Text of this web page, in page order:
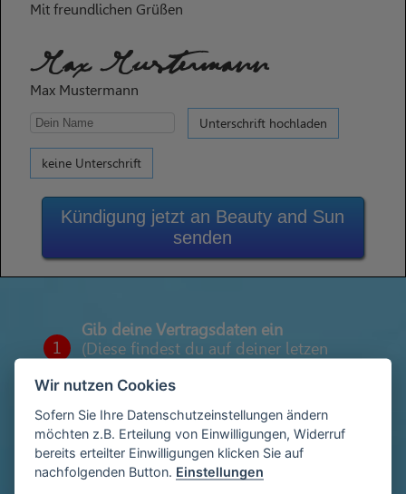
Mit freundlichen Grüßen
Max Mustermann
Max Mustermann
Unterschrift hochladen
keine Unterschrift
Kündigung jetzt an Beauty and Sun
senden
1
Gib deine Vertragsdaten ein
(Diese findest du auf deiner letzen
2
Gib deinen Namen und deine Adresse
ein
Wir nutzen Cookies
Sofern Sie Ihre Datenschutzeinstellungen ändern
möchten z.B. Erteilung von Einwilligungen, Widerruf
bereits erteilter Einwilligungen klicken Sie auf
nachfolgenden Button. Einstellungen